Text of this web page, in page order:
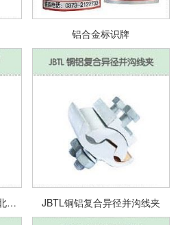
铝合金标识牌
JB、JBL铝异径并沟线夹（北京型/杭州型） JBTL铜铝复合异径并沟线夹